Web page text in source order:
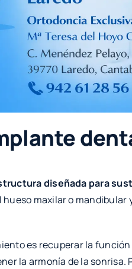
diseñada para
maxilar o
es recuperar la
la armonía de la sonrisa.